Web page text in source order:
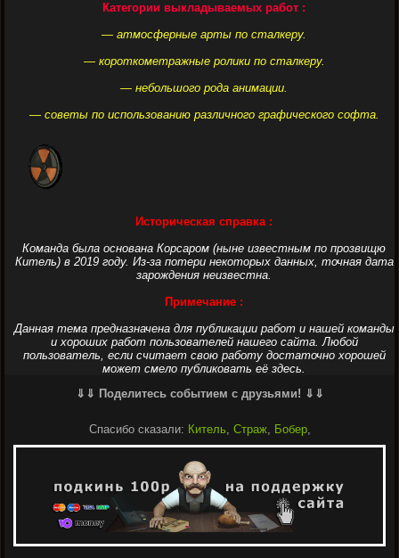
Категории выкладываемых работ :
— атмосферные арты по сталкеру.
— короткометражные ролики по сталкеру.
— небольшого рода анимации.
— советы по использованию различного графического софта.
Историческая справка :
Команда была основана Корсаром (ныне известным по прозвищю
Китель) в 2019 году. Из-за потери некоторых данных, точная дата
зарождения неизвестна.
Примечание :
Данная тема предназначена для публикации работ и нашей команды
и хороших работ пользователей нашего сайта. Любой
пользователь, если считает свою работу достаточно хорошей
может смело публиковать её здесь.
⇓⇓ Поделитесь событием с друзьями! ⇓⇓
Спасибо сказали: Китель, Страж, Бобер,